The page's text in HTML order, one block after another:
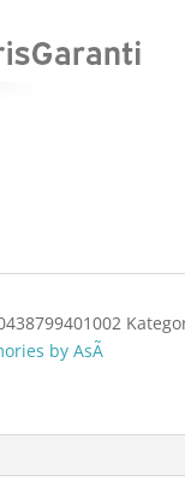
by AsÃ­